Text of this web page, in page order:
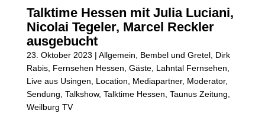
Talktime Hessen mit Julia Luciani,
Nicolai Tegeler, Marcel Reckler
ausgebucht
23. Oktober 2023 | Allgemein Bembel und Gretel, Dirk
Rabis, Fernsehen Hessen Gäste, Lahntal Fernsehen
Live aus Usingen
Location Mediapartner, Moderator,
Sendung Talkshow, Talktime Hessen Taunus Zeitung
Weilburg TV